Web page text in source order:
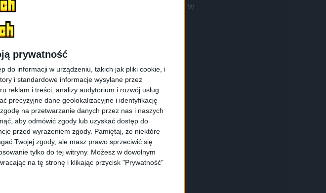
prywatność
do informacji w urządzeniu, takich jak pliki cookie, i
i standardowe informacje wysyłane przez
reklam i treści, analizy audytorium i rozwój usług.
precyzyjne dane geolokalizacyjne i identyfikację
na przetwarzanie danych przez nas i naszych
aby odmówić zgody lub uzyskać dostęp do
przed wyrażeniem zgody. Pamiętaj, że niektóre
Twojej zgody, ale masz prawo sprzeciwić się
tylko do tej witryny. Możesz w dowolnym
na tę stronę i klikając przycisk "Prywatność"
Apokalipsy którzy pogrążyli ten telefon w